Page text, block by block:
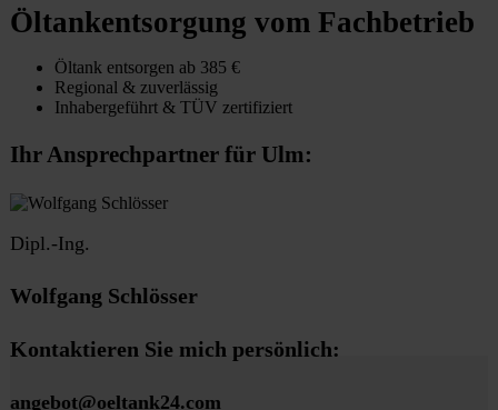
Öltankentsorgung vom Fachbetrieb
Öltank entsorgen ab 385 €
Regional & zuverlässig
Inhabergeführt & TÜV zertifiziert
Ihr Ansprechpartner für Ulm:
Dipl.-Ing.
Wolfgang Schlösser
Kontaktieren Sie mich persönlich:
angebot@oeltank24.com